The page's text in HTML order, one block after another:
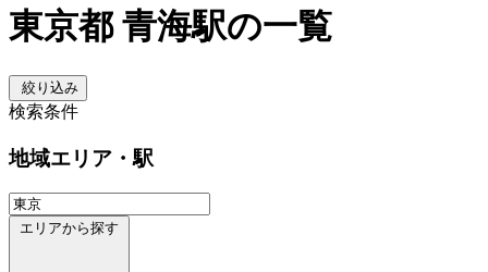
東京都 青海駅の一覧
絞り込み
検索条件
地域エリア・駅
エリアから探す